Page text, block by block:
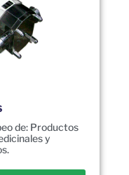
de: Productos
y